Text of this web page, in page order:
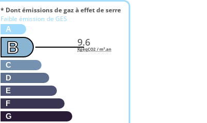
* Dont émissions de gaz à effet de serre
Faible émission de GES
A
B
C
D
E
F
G
9.6
KgéqCO2 / m².an